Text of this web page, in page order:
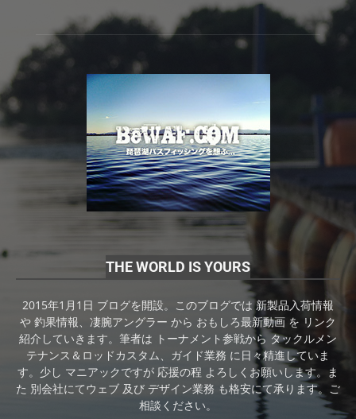
THE WORLD IS YOURS
2015年1月1日 ブログを開設。このブログでは 新製品入荷情報
や 釣果情報、凄腕アングラー から おもしろ最新動画 を リンク
紹介していきます。筆者は トーナメント参戦から タックルメン
テナンス＆ロッドカスタム、ガイド業務 に日々精進していま
す。少し マニアックですが 応援の程 よろしくお願いします。ま
た 別会社にてウェブ 及び デザイン業務 も格安にて承ります。ご
相談ください。